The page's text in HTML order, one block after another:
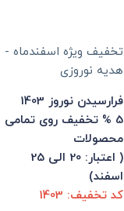
تخفیف ویژه اسفندماه -
هدیه نوروزی
فرارسیدن نوروز 1403
5 % تخفیف روی تمامی
محصولات
( اعتبار: 20 الی 25
اسفند)
کد تخفیف: 1403